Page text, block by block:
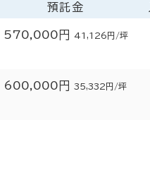
預託金
570,000円 41,126円/坪
600,000円 35,332円/坪